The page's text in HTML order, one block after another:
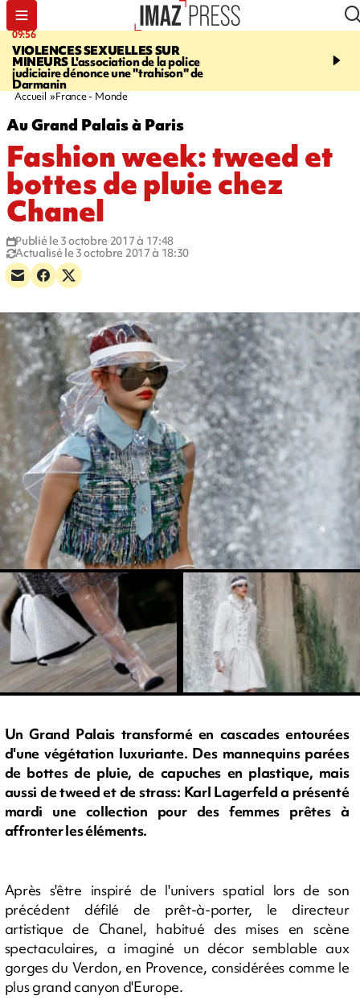
09:56
VIOLENCES SEXUELLES SUR
MINEURS L'association de la police
judiciaire dénonce une "trahison" de
Darmanin
12:19
grièvement blessé à
Accueil France - Monde
Au Grand Palais à Paris
Fashion week: tweed et
bottes de pluie chez
Chanel
Publié le 3 octobre 2017 à 17:48
Actualisé le 3 octobre 2017 à 18:30
Un Grand Palais transformé en cascades entourées
d'une végétation luxuriante. Des mannequins parées
de bottes de pluie, de capuches en plastique, mais
aussi de tweed et de strass: Karl Lagerfeld a présenté
mardi une collection pour des femmes prêtes à
affronter les éléments.
Après s'être inspiré de l'univers spatial lors de son
précédent défilé de prêt-à-porter, le directeur
artistique de Chanel, habitué des mises en scène
spectaculaires, a imaginé un décor semblable aux
gorges du Verdon, en Provence, considérées comme le
plus grand canyon d'Europe.